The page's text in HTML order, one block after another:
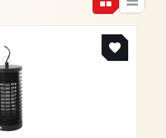
was:
$ 48.100.
is:
$ 36.075.